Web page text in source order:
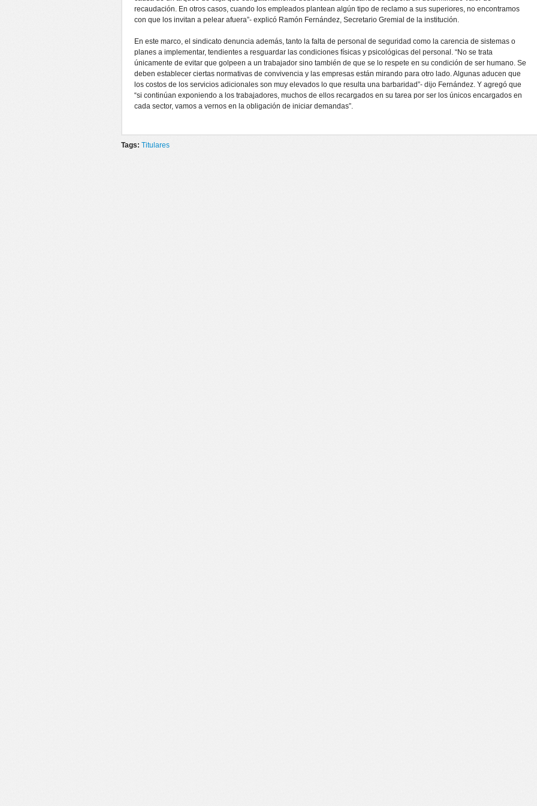
recaudación. En otros casos, cuando los empleados plantean algún tipo de reclamo a sus superiores, no encontramos
con que los invitan a pelear afuera”- explicó Ramón Fernández, Secretario Gremial de la institución.
En este marco, el sindicato denuncia además, tanto la falta de personal de seguridad como la carencia de sistemas o
planes a implementar, tendientes a resguardar las condiciones físicas y psicológicas del personal. “No se trata
únicamente de evitar que golpeen a un trabajador sino también de que se lo respete en su condición de ser humano. Se
deben establecer ciertas normativas de convivencia y las empresas están mirando para otro lado. Algunas aducen que
los costos de los servicios adicionales son muy elevados lo que resulta una barbaridad”- dijo Fernández. Y agregó que
“si continúan exponiendo a los trabajadores, muchos de ellos recargados en su tarea por ser los únicos encargados en
cada sector, vamos a vernos en la obligación de iniciar demandas”.
Tags: Titulares